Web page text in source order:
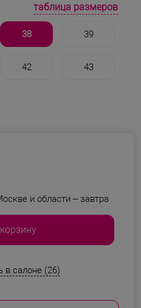
таблица размеров
38 39
42 43
и области – завтра
в салоне (26)